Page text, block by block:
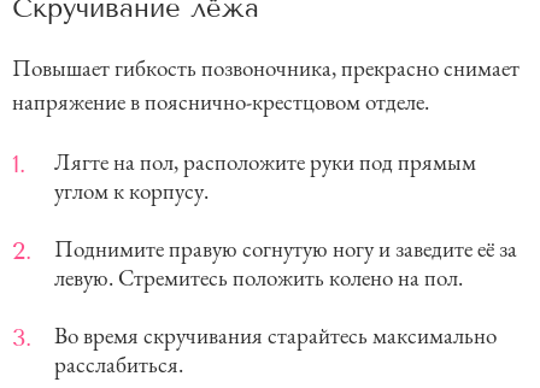
Скручивание лёжа
Повышает гибкость позвоночника, прекрасно снимает
напряжение в пояснично-крестцовом отделе.
Лягте на пол, расположите руки под прямым
углом к корпусу.
Поднимите правую согнутую ногу и заведите её за
левую. Стремитесь положить колено на пол.
Во время скручивания старайтесь максимально
расслабиться.